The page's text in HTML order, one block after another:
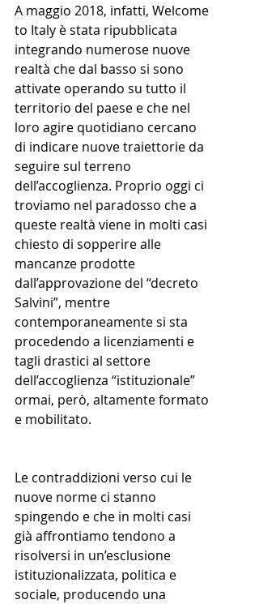
A maggio 2018, infatti, Welcome
to Italy è stata ripubblicata
integrando numerose nuove
realtà che dal basso si sono
attivate operando su tutto il
territorio del paese e che nel
loro agire quotidiano cercano
di indicare nuove traiettorie da
seguire sul terreno
dell’accoglienza. Proprio oggi ci
troviamo nel paradosso che a
queste realtà viene in molti casi
chiesto di sopperire alle
mancanze prodotte
dall’approvazione del “decreto
Salvini”, mentre
contemporaneamente si sta
procedendo a licenziamenti e
tagli drastici al settore
dell’accoglienza “istituzionale”
ormai, però, altamente formato
e mobilitato.
Le contraddizioni verso cui le
nuove norme ci stanno
spingendo e che in molti casi
già affrontiamo tendono a
risolversi in un’esclusione
istituzionalizzata, politica e
sociale, producendo una